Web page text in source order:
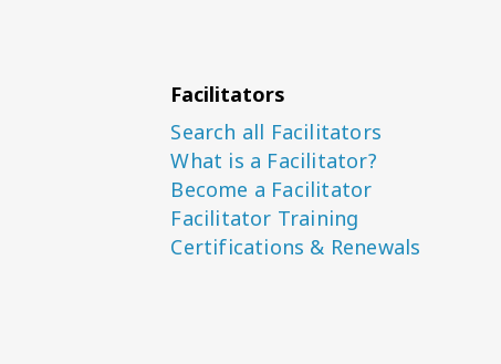
Facilitators
Search all Facilitators
What is a Facilitator?
Become a Facilitator
Facilitator Training
Certifications & Renewals